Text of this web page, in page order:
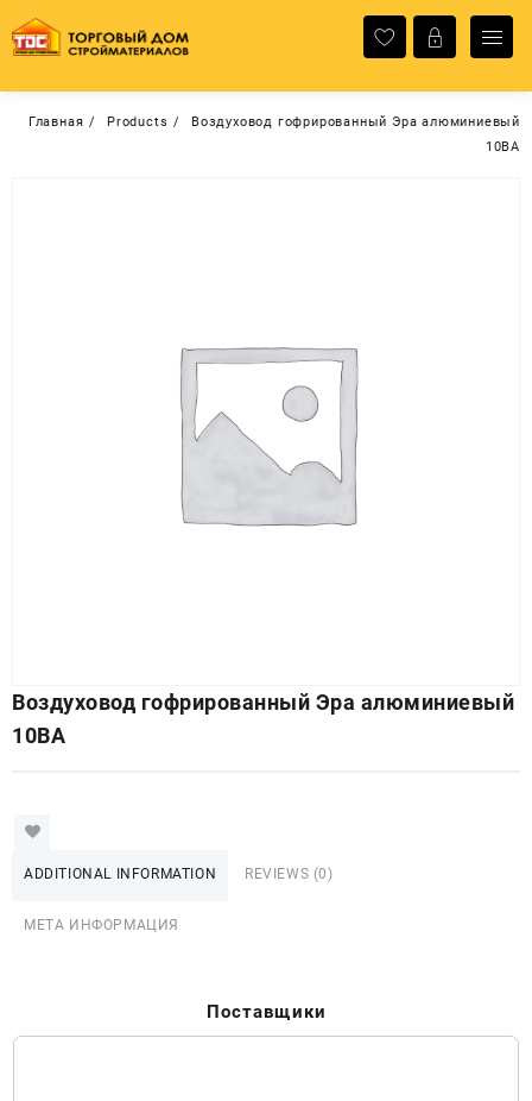
содержимому
Главная Products
Воздуховод гофрированный Эра алюминиевый
10ВА
Воздуховод гофрированный Эра алюминиевый
10ВА
ADDITIONAL INFORMATION REVIEWS (0)
МЕТА ИНФОРМАЦИЯ
Поставщики